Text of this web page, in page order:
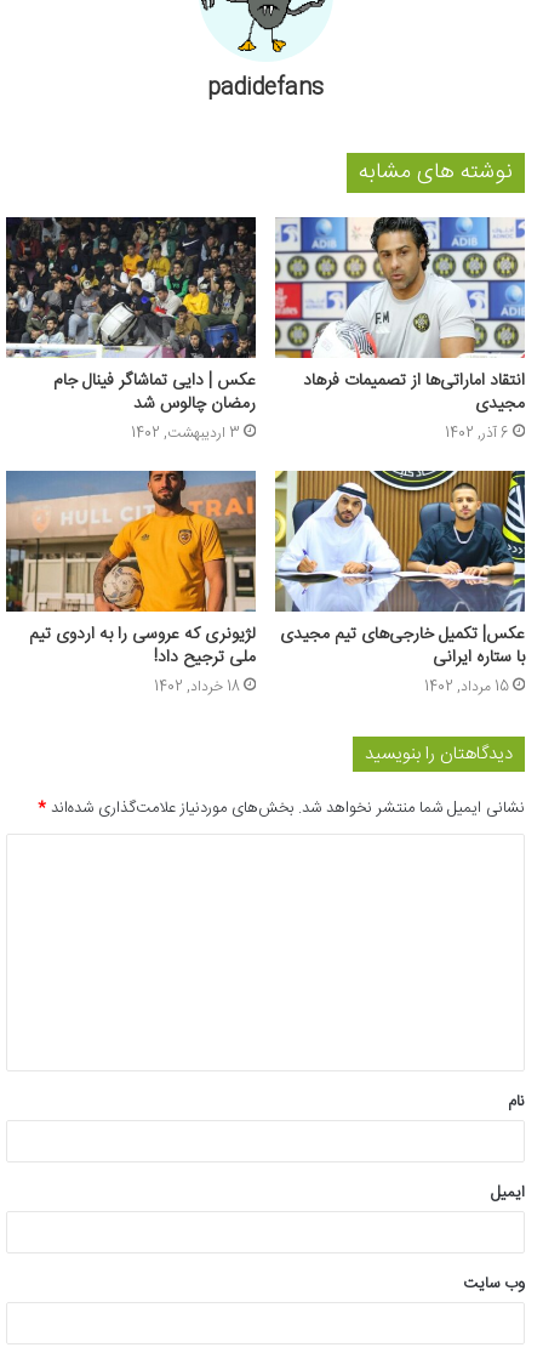
padidefans
نوشته های مشابه
انتقاد اماراتی‌ها از تصمیمات فرهاد
مجیدی
6 آذر, 1402
عکس | دایی تماشاگر فینال جام
رمضان چالوس شد
3 اردیبهشت, 1402
عکس‌| تکمیل خارجی‌های تیم مجیدی
با ستاره ایرانی
15 مرداد, 1402
لژیونری که عروسی را به اردوی تیم
ملی ترجیح داد!
18 خرداد, 1402
دیدگاهتان را بنویسید
نشانی ایمیل شما منتشر نخواهد شد. بخش‌های موردنیاز علامت‌گذاری شده‌اند*
*
نام
ایمیل
وب‌ سایت